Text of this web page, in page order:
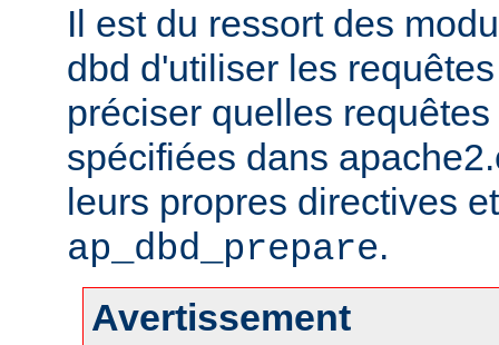
Il est du ressort des
dbd d'utiliser les
préciser quelles
spécifiées dans
leurs propres directives
ap_dbd_prepare.
Avertissement